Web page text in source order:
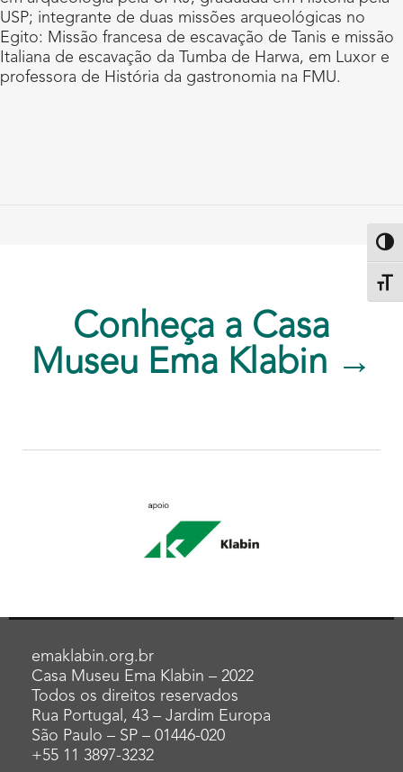
USP; integrante de duas missões arqueológicas no
Egito: Missão francesa de escavação de Tanis e missão
Italiana de escavação da Tumba de Harwa, em Luxor e
professora de História da gastronomia na FMU.
Conheça a Casa
Museu Ema Klabin →
emaklabin.org.br
Casa Museu Ema Klabin – 2022
Todos os direitos reservados
Rua Portugal, 43 – Jardim Europa
São Paulo – SP – 01446-020
+55 11 3897-3232